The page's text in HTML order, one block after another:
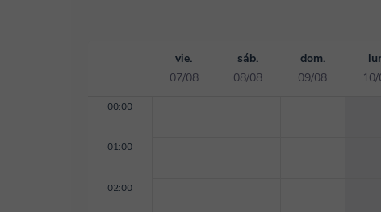
vie.
07/08
sáb.
08/08
dom.
09/08
00:00
01:00
02:00